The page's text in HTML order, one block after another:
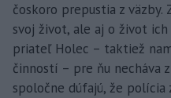
čoskoro prepustia z
svoj život, ale aj o život
priateľ Holec – taktiež
činností – pre ňu necháva
spoločne dúfajú, že